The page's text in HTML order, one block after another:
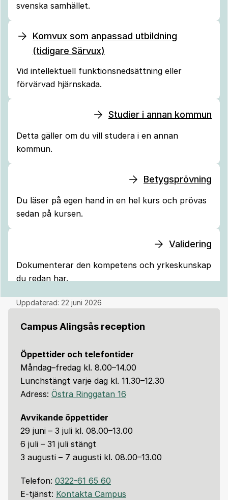
svenska samhället.
Komvux som anpassad utbildning
(tidigare Särvux)
Vid intellektuell funktionsnedsättning eller
förvärvad hjärnskada.
Studier i annan kommun
Detta gäller om du vill studera i en annan
kommun.
Betygsprövning
Du läser på egen hand in en hel kurs och prövas
sedan på kursen.
Validering
Dokumenterar den kompetens och yrkeskunskap
du redan har.
Uppdaterad: 22 juni 2026
Campus Alingsås reception
Öppettider och telefontider
Måndag–fredag kl. 8.00–14.00
Lunchstängt varje dag kl. 11.30–12.30
Adress: Östra Ringgatan 16
Avvikande öppettider
29 juni – 3 juli kl. 08.00–13.00
6 juli – 31 juli stängt
3 augusti – 7 augusti kl. 08.00–13.00
Telefon: 0322-61 65 60
E-tjänst: Kontakta Campus